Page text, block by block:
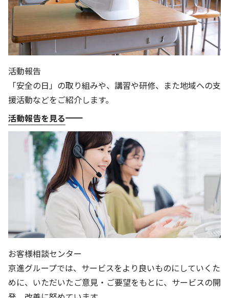
活動報告
「安全の日」の取り組みや、講習や研修、また地域への支
援活動などをご紹介します。
活動報告を見る
お客様相談センター
京進グループでは、サービスをより良いものにしていくた
めに、いただいたご意見・ご要望をもとに、サービスの開